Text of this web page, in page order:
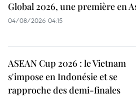
Global 2026, une première en
04/08/2026 04:15
ASEAN Cup 2026 : le Vietnam
s'impose en Indonésie et se
rapproche des demi-finales